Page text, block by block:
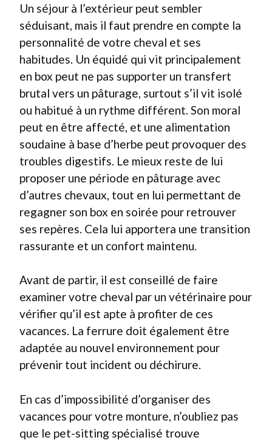
Un séjour à l’extérieur peut sembler
séduisant, mais il faut prendre en compte la
personnalité de votre cheval et ses
habitudes. Un équidé qui vit principalement
en box peut ne pas supporter un transfert
brutal vers un pâturage, surtout s’il vit isolé
ou habitué à un rythme différent. Son moral
peut en être affecté, et une alimentation
soudaine à base d’herbe peut provoquer des
troubles digestifs. Le mieux reste de lui
proposer une période en pâturage avec
d’autres chevaux, tout en lui permettant de
regagner son box en soirée pour retrouver
ses repères. Cela lui apportera une transition
rassurante et un confort maintenu.
Avant de partir, il est conseillé de faire
examiner votre cheval par un vétérinaire pour
vérifier qu’il est apte à profiter de ces
vacances. La ferrure doit également être
adaptée au nouvel environnement pour
prévenir tout incident ou déchirure.
En cas d’impossibilité d’organiser des
vacances pour votre monture, n’oubliez pas
que le pet-sitting spécialisé trouve